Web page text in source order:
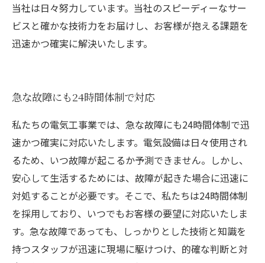
当社は日々努力しています。当社のスピーディーなサー
ビスと確かな技術力をお届けし、お客様が抱える課題を
迅速かつ確実に解決いたします。
急な故障にも24時間体制で対応
私たちの電気工事業では、急な故障にも24時間体制で迅
速かつ確実に対応いたします。電気設備は日々使用され
るため、いつ故障が起こるか予測できません。しかし、
安心して生活するためには、故障が起きた場合に迅速に
対処することが必要です。そこで、私たちは24時間体制
を採用しており、いつでもお客様の要望に対応いたしま
す。急な故障であっても、しっかりとした技術と知識を
持つスタッフが迅速に現場に駆けつけ、的確な判断と対